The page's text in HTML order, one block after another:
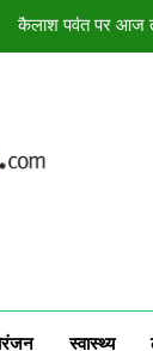
अंगूठे की चोट बनी
स्‍वास्‍थ्‍य